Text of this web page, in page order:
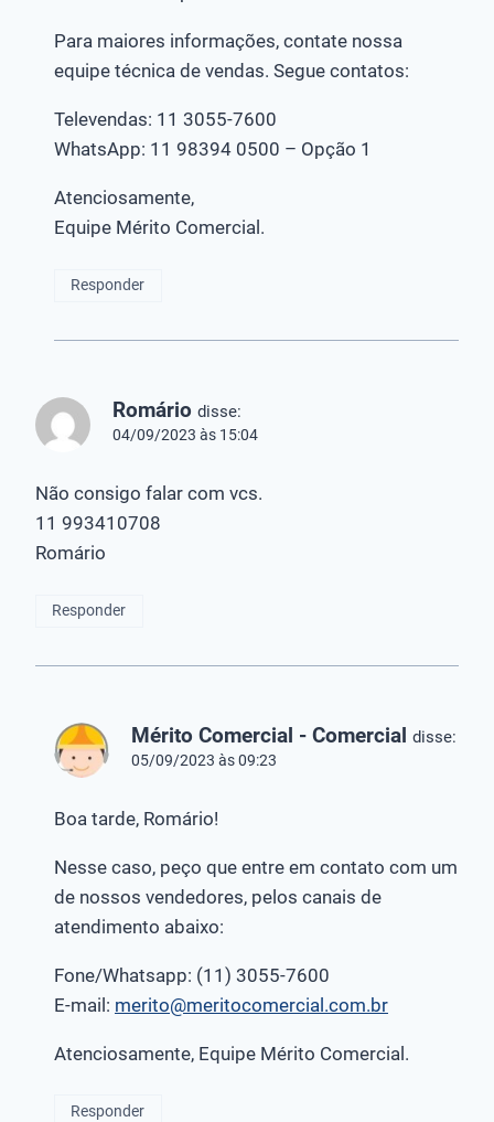
Para maiores informações, contate nossa
equipe técnica de vendas. Segue contatos:
Televendas: 11 3055-7600
WhatsApp: 11 98394 0500 – Opção 1
Atenciosamente,
Equipe Mérito Comercial.
Responder
Romário disse:
04/09/2023 às 15:04
Não consigo falar com vcs.
11 993410708
Romário
Responder
Mérito Comercial - Comercial disse:
05/09/2023 às 09:23
Boa tarde, Romário!
Nesse caso, peço que entre em contato com um
de nossos vendedores, pelos canais de
atendimento abaixo:
Fone/Whatsapp: (11) 3055-7600
E-mail: merito@meritocomercial.com.br
Atenciosamente, Equipe Mérito Comercial.
Responder